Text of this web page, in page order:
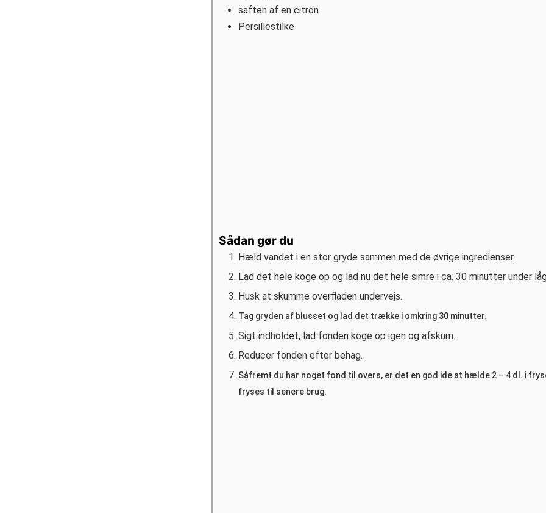
saften af en citron
Persillestilke
Sådan gør du
Hæld vandet i en stor gryde sammen med de øvrige ingredienser.
Lad det hele koge op og lad nu det hele simre i ca. 30 minutter under
Husk at skumme overfladen undervejs.
Tag gryden af blusset og lad det trække i omkring 30 minutter.
Sigt indholdet, lad fonden koge op igen og afskum.
Reducer fonden efter behag.
Såfremt du har noget fond til overs, er det en god ide at hælde 2 – 4 dl. i
fryses til senere brug.